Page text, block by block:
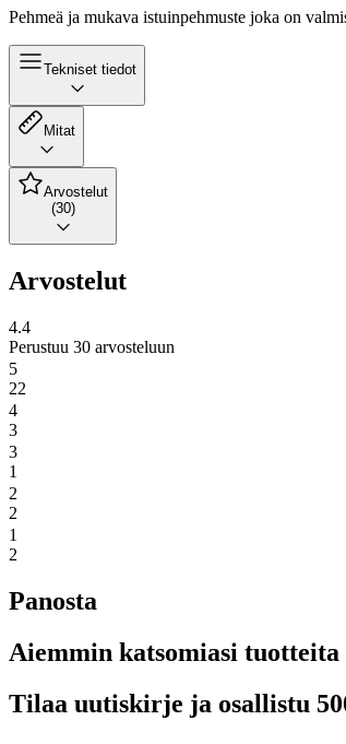
Pehmeä ja mukava istuinpehmuste joka on
Tekniset tiedot
Mitat
Arvostelut
(30)
Arvostelut
4.4
Perustuu 30 arvosteluun
5
22
4
3
3
1
2
2
1
2
Panosta
Aiemmin katsomiasi tuotteita
Tilaa uutiskirje ja osallistu